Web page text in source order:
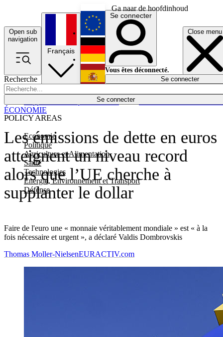
Ga naar de hoofdinhoud
Open sub
navigation
Close menu
Recherche
Se connecter
POLICY AREAS
Economie
Politique
Agriculture et Alimentation
Santé
Technologies
Energie, Environnement et Transport
Défense
Économie
Français
English
Deutsch
Español
Se connecter
Vous êtes déconnecté.
Se connecter
Les émissions de dette en euros
atteignent un niveau record
alors que l’UE cherche à
supplanter le dollar
Faire de l'euro une « monnaie véritablement mondiale » est « à la
fois nécessaire et urgent », a déclaré Valdis Dombrovskis
ÉCONOMIE
Thomas Moller-NielsenEURACTIV.com